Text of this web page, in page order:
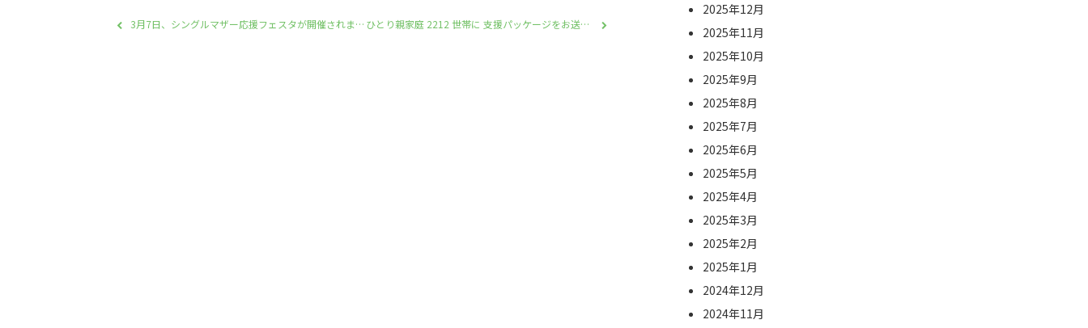
3月7日、シングルマザー応援フェスタが開催されました ひとり親家庭 2212 世帯に 支援パッケージをお送りしました〜2月報告
2025年12月
2025年11月
2025年10月
2025年9月
2025年8月
2025年7月
2025年6月
2025年5月
2025年4月
2025年3月
2025年2月
2025年1月
2024年12月
2024年11月